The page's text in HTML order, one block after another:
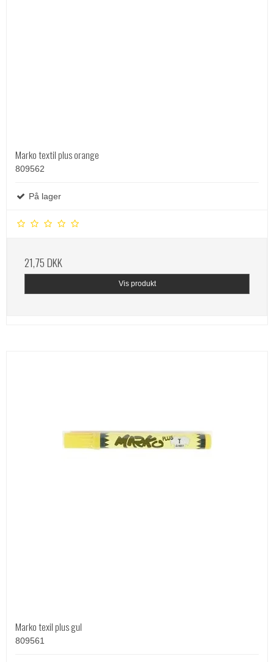
Marko textil plus orange
809562
På lager
21,75 DKK
Vis produkt
Marko texil plus gul
809561